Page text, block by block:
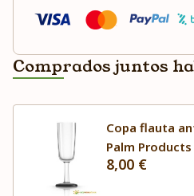
Comprados juntos
Copa flauta
Palm Products
8,00 €